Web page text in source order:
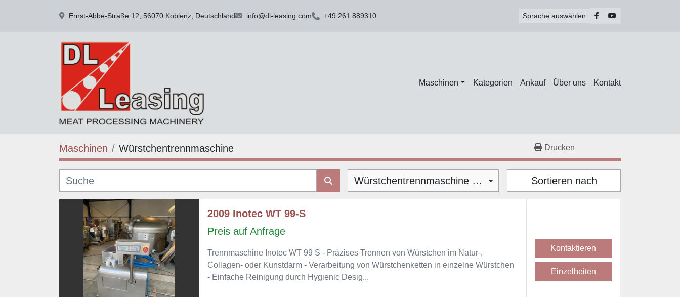
Ernst-Abbe-Straße 12, 56070 Koblenz, Deutschland info@dl-leasing.com +49 261 889310 Sprache auswählen facebook
Maschinen Kategorien Ankauf Über uns Kontakt
Maschinen Würstchentrennmaschine Drucken
Würstchentrennmaschine (1) Sortieren nach
2009 Inotec WT 99-S
Preis auf Anfrage
Trennmaschine Inotec WT 99 S - Präzises Trennen von Würstchen im Natur-,
Collagen- oder Kunstdarm - Verarbeitung von Würstchenketten in einzelne Würstchen
- Einfache Reinigung durch Hygienic Desig...
Kontaktieren
Einzelheiten